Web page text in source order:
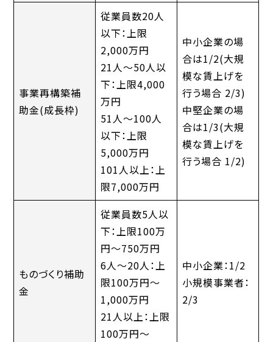
事業再構築補
助金(成長枠)
従業員数20人
以下：上限
2,000万円
21人～50人以
下：上限4,000
万円
51人～100人
以下：上限
5,000万円
101人以上：上
限7,000万円
中小企業の場
合は1/2(大規
模な賃上げを
行う場合 2/3)
中堅企業の場
合は1/3(大規
模な賃上げを
行う場合 1/2)
ものづくり補助
金
従業員数5人以
下：上限100万
円～750万円
6人～20人：上
限100万円～
1,000万円
21人以上：上限
100万円～
中小企業：1/2
小規模事業者：
2/3